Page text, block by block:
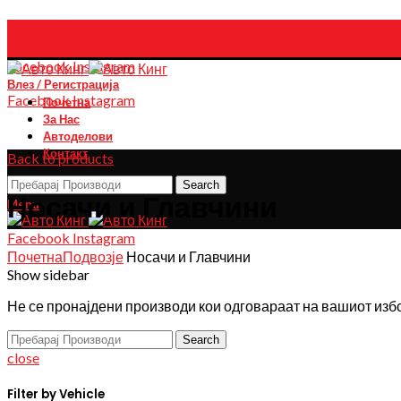
Facebook Instagram
Влез / Регистрација
FacebookInstagram
Почетна
За Нас
Автоделови
Контакт
Search
Menu
Facebook Instagram
Back to products
Носачи и Главчини
ПочетнаПодвозје Носачи и Главчини
Show sidebar
Не се пронајдени производи кои одговараат на вашиот
Search
close
Filter by Vehicle